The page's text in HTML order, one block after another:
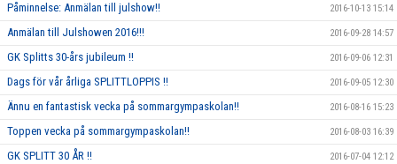
Påminnelse: Anmälan till julshow!! 2016-10-13 15:14
Anmälan till Julshowen 2016!!! 2016-09-28 14:57
GK Splitts 30-års jubileum !! 2016-09-06 12:31
Dags för vår årliga SPLITTLOPPIS !! 2016-09-05 12:30
Ännu en fantastisk vecka på sommargympaskolan!! 2016-08-16 15:23
Toppen vecka på sommargympaskolan!! 2016-08-03 16:39
GK SPLITT 30 ÅR !! 2016-07-04 12:12